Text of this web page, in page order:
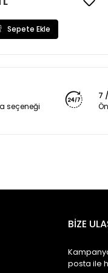
Sepete Ekle
seçeneği
7
BİZE
posta ile